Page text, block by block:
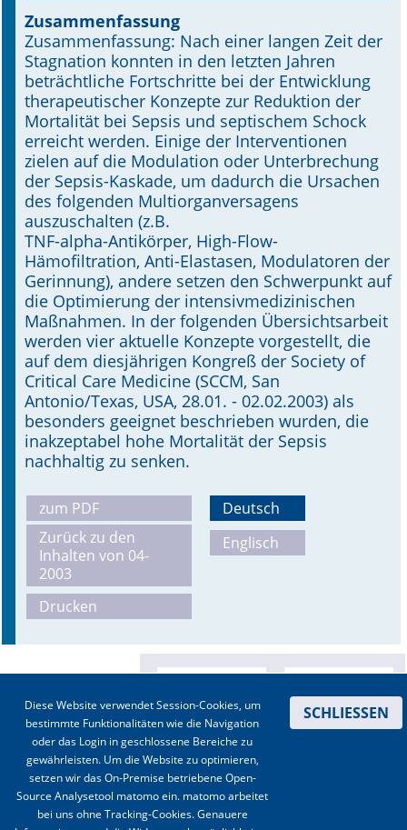
Supplements OrphanAnesthesia
Online First
A&I English
Mediadaten
Autoren-Service
Bestell-Service
Stellenmarkt
Kongresskalender
Zusammenfassung
Zusammenfassung: Nach einer langen Zeit der
Stagnation konnten in den letzten Jahren
beträchtliche Fortschritte bei der Entwicklung
therapeutischer Konzepte zur Reduktion der
Mortalität bei Sepsis und septischem Schock
erreicht werden. Einige der Interventionen
zielen auf die Modulation oder Unterbrechung
der Sepsis-Kaskade, um dadurch die Ursachen
des folgenden Multiorganversagens
auszuschalten (z.B.
TNF-alpha-Antikörper, High-Flow-
Hämofiltration, Anti-Elastasen, Modulatoren der
Gerinnung), andere setzen den Schwerpunkt auf
die Optimierung der intensivmedizinischen
Maßnahmen. In der folgenden Übersichtsarbeit
werden vier aktuelle Konzepte vorgestellt, die
auf dem diesjährigen Kongreß der Society of
Critical Care Medicine (SCCM, San
Antonio/Texas, USA, 28.01. - 02.02.2003) als
besonders geeignet beschrieben wurden, die
inakzeptabel hohe Mortalität der Sepsis
nachhaltig zu senken.
zum PDF
Zurück zu den
Inhalten von 04-
2003
Drucken
Deutsch
Englisch
Diese Website verwendet Session-Cookies, um
bestimmte Funktionalitäten wie die Navigation
oder das Login in geschlossene Bereiche zu
gewährleisten. Um die Website zu optimieren,
setzen wir das On-Premise betriebene Open-
Source Analysetool matomo ein. matomo arbeitet
bei uns ohne Tracking-Cookies. Genauere
SCHLIESSEN